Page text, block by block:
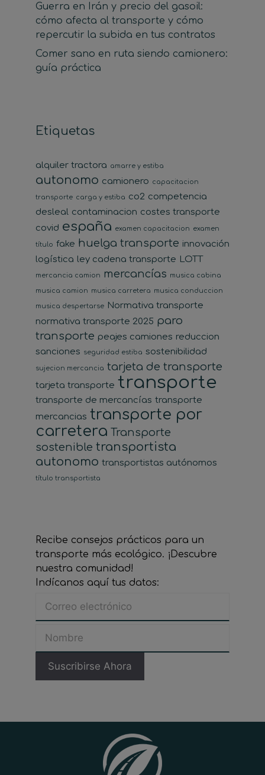
Guerra en Irán y precio del gasoil:
cómo afecta al transporte y cómo
repercutir la subida en tus contratos
Comer sano en ruta siendo camionero:
guía práctica
Etiquetas
alquiler tractora amarre y estiba
autonomo camionero capacitacion
transporte carga y estiba co2 competencia
desleal contaminacion costes transporte
covid españa examen capacitacion examen
título fake huelga transporte innovación
logística ley cadena transporte LOTT
mercancia camion mercancías musica cabina
musica camion musica carretera musica conduccion
musica despertarse
Normativa transporte
normativa transporte 2025 paro
transporte peajes camiones reduccion
sanciones
seguridad estiba sostenibilidad
sujecion mercancia tarjeta de transporte
tarjeta transporte transporte
transporte de mercancías transporte
mercancias transporte por
carretera Transporte
sostenible transportista
autonomo transportistas autónomos
título transportista
Recibe consejos prácticos para un
transporte más ecológico. ¡Descubre
nuestra comunidad!
Indícanos aquí tus datos: